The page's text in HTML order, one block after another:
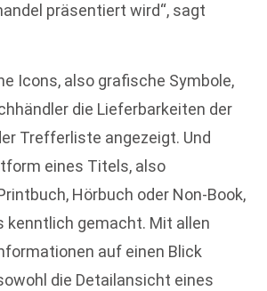
präsentiert wird“, sagt
Icons, also grafische Symbole,
die Lieferbarkeiten der
Trefferliste angezeigt. Und
eines Titels, also
Hörbuch oder Non-Book,
kenntlich gemacht. Mit allen
auf einen Blick
die Detailansicht eines